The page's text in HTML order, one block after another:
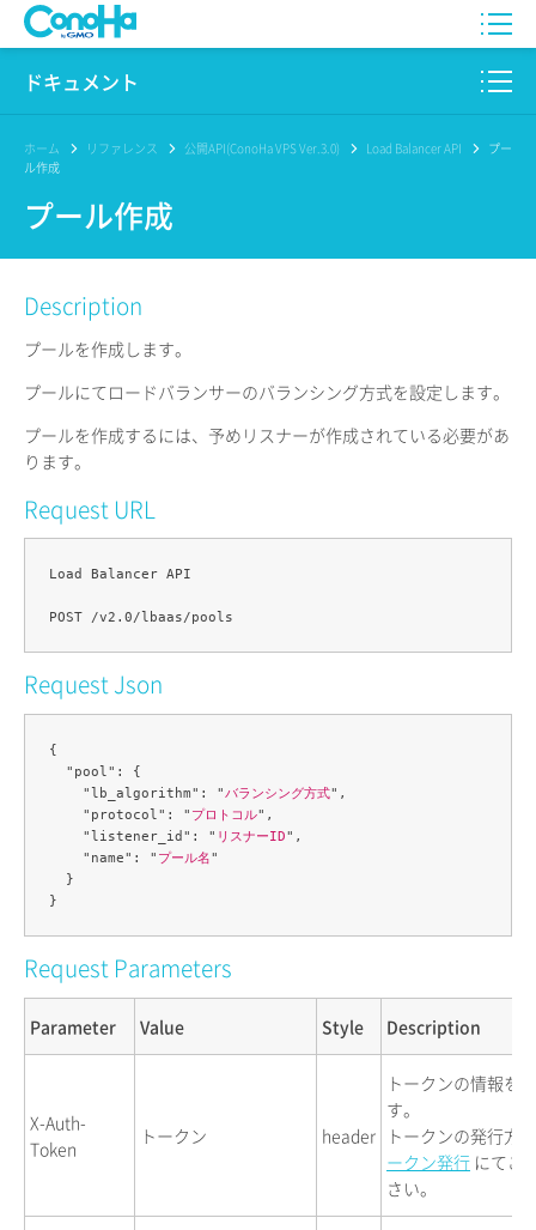
WING
Pencil
サービス一覧
ドキュメント
このサイトについて
プロダクト
リファレンス
リリースノート
ホーム リファレンス 公開API(ConoHa VPS Ver.3.0) Load Balancer API
プー
ル作成
プール作成
Description
プールを作成します。
プールにてロードバランサーのバランシング方式を設定します。
プールを作成するには、予めリスナーが作成されている必要があ
ります。
Request URL
Load Balancer API
Request Json
{
  "pool": {
    "lb_algorithm": "
バランシング方式",
    "protocol": "
プロトコル",
    "listener_id": "
リスナーID",
    "name": "
プール名"
  }
Request Parameters
Parameter Value Style Description
X-Auth-
Token
トークン header
トークンの情報を
す。
トークンの発行方
ークン発行 にてご
さい。